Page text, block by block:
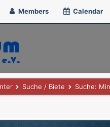
Members Calendar
Suche / Biete Suche: